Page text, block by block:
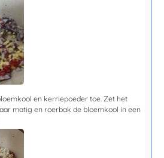
en kerriepoeder toe. Zet het
matig en roerbak de bloemkool in een